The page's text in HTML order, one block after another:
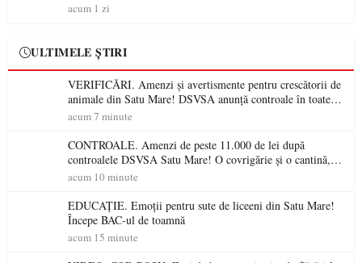
acum 1 zi
ULTIMELE ȘTIRI
VERIFICĂRI. Amenzi și avertismente pentru crescătorii de
animale din Satu Mare! DSVSA anunță controale în toate
gospodăriile și face apel la respectarea legii
acum 7 minute
CONTROALE. Amenzi de peste 11.000 de lei după
controalele DSVSA Satu Mare! O covrigărie și o cantină,
sancționate pentru nereguli
acum 10 minute
EDUCAȚIE. Emoții pentru sute de liceeni din Satu Mare!
Începe BAC-ul de toamnă
acum 15 minute